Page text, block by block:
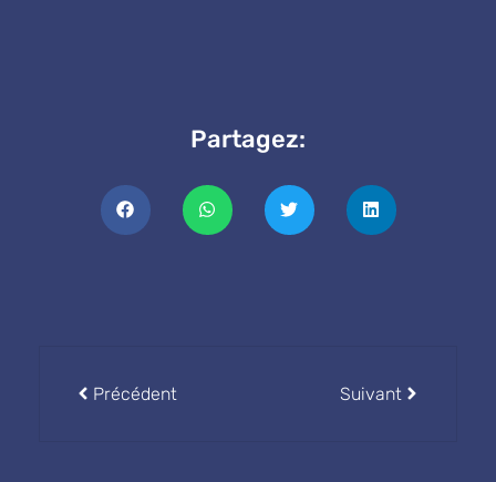
Partagez:
Précédent Suivant